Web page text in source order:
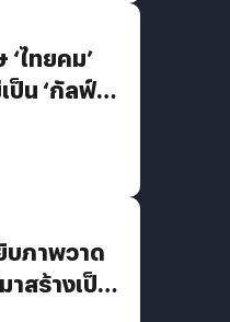
ไทยคม’
ป็น ‘กัลฟ์
ภาพวาด
สร้างเป็น